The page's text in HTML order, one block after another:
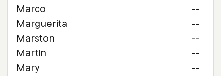
Marco
--
Marguerita
--
Marston
--
Martin
--
Mary
--